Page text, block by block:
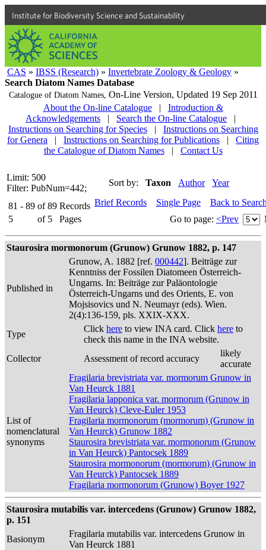
Institute for Biodiversity Science and Sustainability
CAS » IBSS (Research) » Invertebrate Zoology & Geology »
Search Diatom Names Database
Catalogue of Diatom Names, On-Line Version, Updated 19 Sep 2011
About the On-line Catalogue
|
Introduction &
Acknowledgements
| Search the On-line Catalogue
|
Instructions on Searching for Species
|
Instructions on Searching
for Genera
| Instructions on Searching for Publications |
Citing
the Catalogue of Diatom Names
| Contact Us
Limit: 500
Filter: PubNum=442;
Sort by: Taxon Author Year
81 - 89 of 89 Records
5
of 5 Pages
Brief Records Single Page
Back to
Go to page: <Prev
Staurosira mormonorum (Grunow) Grunow 1882, p. 147
Published in
Grunow, A. 1882 [ref. 000442]. Beiträge zur
Kenntniss der Fossilen Diatomeen Österreich-
Ungarns. In: Beiträge zur Paläontologie
Österreich-Ungarns und des Orients, E. von
Mojsisovics und N. Neumayr (eds). Wien.
2(4):136-159, pls. XXIX-XXX.
Type
Click here to view INA card. Click here to
check this name in the INA website.
Collector
Assessment of record accuracy
likely
accurate
List of
nomenclatural
synonyms
Fragilaria brevistriata var. mormorum Grunow in
Van Heurck 1881
Fragilaria lapponica var. mormorum (Grunow in
Van Heurck) Cleve-Euler 1953
Fragilaria mormonorum (mormorum) (Grunow in
Van Heurck) Grunow 1882
Staurosira brevistriata var. mormonorum (Grunow
in Van Heurck) Pantocsek 1889
Staurosira mormonorum (mormorum) (Grunow in
Van Heurck) Pantocsek 1889
Fragilaria mormonorum (Grunow) Boyer 1927
Staurosira mutabilis var. intercedens (Grunow) Grunow 1882,
p. 151
Basionym
Fragilaria mutabilis var. intercedens Grunow in
Van Heurck 1881